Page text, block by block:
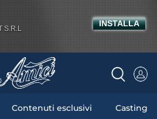
Contenuti esclusivi Casting
S.R.L
INSTALLA